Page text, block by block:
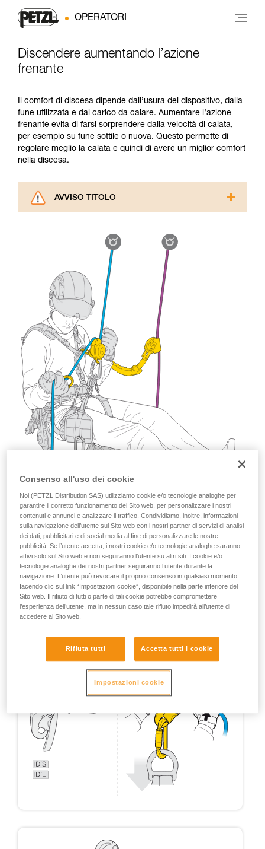
OPERATORI
Discendere aumentando l’azione
frenante
Il comfort di discesa dipende dall’usura del dispositivo, dalla
fune utilizzata e dal carico da calare. Aumentare l’azione
frenante evita di farsi sorprendere dalla velocità di calata,
per esempio su fune sottile o nuova. Questo permette di
regolare meglio la calata e quindi di avere un miglior comfort
nella discesa.
AVVISO TITOLO
consultarlo. Dovete aver compreso le
informazioni dell’istruzione tecnica per poter
capire queste ulteriori informazioni.
La padronanza di queste tecniche richiede una
formazione ed un addestramento specifico.
Verificate con un professionista la vostra
capacità di rifare la manovra, da soli, in piena
sicurezza, prima di riprodurla autonomamente.
Forniamo esempi di tecniche relative alla vostra
attività. Ne possono esistere altre che non
vengono qui descritte.
Consenso all'uso dei cookie
Noi (PETZL Distribution SAS) utilizziamo cookie e/o tecnologie analoghe per
garantire il corretto funzionamento del Sito web, per personalizzare i nostri
contenuti e annunci e analizzare il traffico. Condividiamo, inoltre, informazioni
sulla navigazione dell’utente sul Sito web con i nostri partner di servizi di analisi
dei dati, pubblicitari e di social media al fine di personalizzare le nostre
pubblicità. Se l’utente accetta, i nostri cookie e/o tecnologie analoghe saranno
attivi solo sul Sito web e non seguiranno l’utente su altri siti. I cookie e/o
tecnologie analoghe dei nostri partner seguiranno l’utente durante la
navigazione. L’utente può revocare il proprio consenso in qualsiasi momento
facendo clic sul link “Impostazioni cookie”, disponibile nella parte inferiore del
Sito web. Il rifiuto di tutti o parte di tali cookie potrebbe compromettere
l’esperienza dell’utente, ma in nessun caso tale rifiuto impedirà all’utente di
accedere al Sito web.
Rifiuta tutti Accetta tutti i cookie
Impostazioni cookie